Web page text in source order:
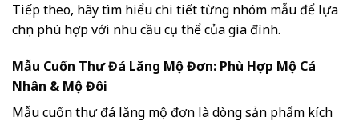
Tiếp theo, hãy tìm hiểu chi tiết từng nhóm mẫu để lựa
chọn phù hợp với nhu cầu cụ thể của gia đình.
Mẫu Cuốn Thư Đá Lăng Mộ Đơn: Phù Hợp Mộ Cá
Nhân & Mộ Đôi
Mẫu cuốn thư đá lăng mộ đơn là dòng sản phẩm kích